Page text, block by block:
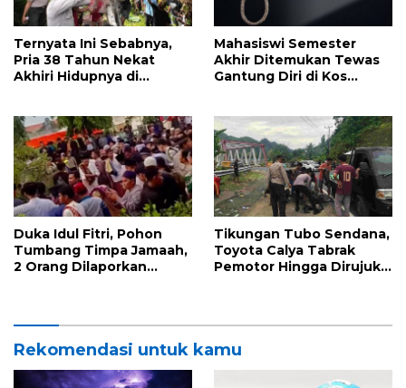
Ternyata Ini Sebabnya,
Pria 38 Tahun Nekat
Akhiri Hidupnya di
Mahasiswi Semester
Akhir Ditemukan Tewas
Gantung Diri di Kos
Duka Idul Fitri, Pohon
Tumbang Timpa Jamaah,
2 Orang Dilaporkan
Tikungan Tubo Sendana,
Toyota Calya Tabrak
Pemotor Hingga Dirujuk
Rekomendasi untuk kamu